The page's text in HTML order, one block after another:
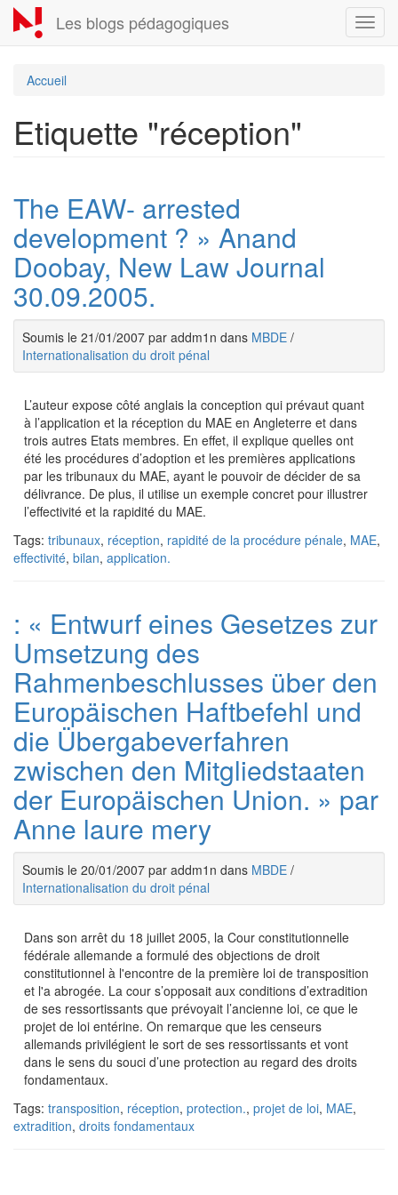
Aller
au
contenu
Les blogs pédagogiques
Accueil
Etiquette "réception"
The EAW- arrested
development ? » Anand
Doobay, New Law Journal
30.09.2005.
Soumis le 21/01/2007 par addm1n dans MBDE /
Internationalisation du droit pénal
L’auteur expose côté anglais la conception qui prévaut quant
à l’application et la réception du MAE en Angleterre et dans
trois autres Etats membres. En effet, il explique quelles ont
été les procédures d’adoption et les premières applications
par les tribunaux du MAE, ayant le pouvoir de décider de sa
délivrance. De plus, il utilise un exemple concret pour illustrer
l’effectivité et la rapidité du MAE.
Tags: tribunaux, réception, rapidité de la procédure pénale, MAE,
effectivité, bilan, application.
: « Entwurf eines Gesetzes zur
Umsetzung des
Rahmenbeschlusses über den
Europäischen Haftbefehl und
die Übergabeverfahren
zwischen den Mitgliedstaaten
der Europäischen Union. » par
Anne laure mery
Soumis le 20/01/2007 par addm1n dans MBDE /
Internationalisation du droit pénal
Dans son arrêt du 18 juillet 2005, la Cour constitutionnelle
fédérale allemande a formulé des objections de droit
constitutionnel à l'encontre de la première loi de transposition
et l'a abrogée. La cour s’opposait aux conditions d’extradition
de ses ressortissants que prévoyait l’ancienne loi, ce que le
projet de loi entérine. On remarque que les censeurs
allemands privilégient le sort de ses ressortissants et vont
dans le sens du souci d’une protection au regard des droits
fondamentaux.
Tags: transposition, réception, protection., projet de loi, MAE,
extradition, droits fondamentaux